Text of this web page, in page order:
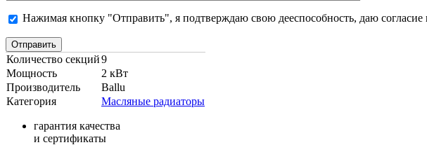
Нажимая кнопку "Отправить", я подтверждаю свою дееспособность, даю
Количество секций9
Мощность
2 кВт
Производитель
Ballu
Категория
Масляные радиаторы
гарантия качества
и сертификаты